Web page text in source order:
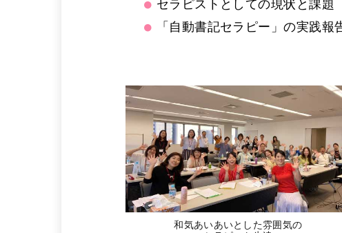
セラピストとしての現状と課題
「自動書記セラピー」の実践報
和気あいあいとした雰囲気の